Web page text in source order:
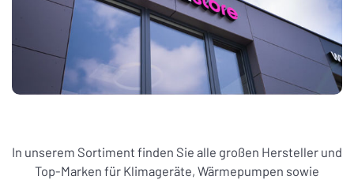
In unserem Sortiment finden Sie alle großen Hersteller und
Top-Marken für Klimageräte, Wärmepumpen sowie